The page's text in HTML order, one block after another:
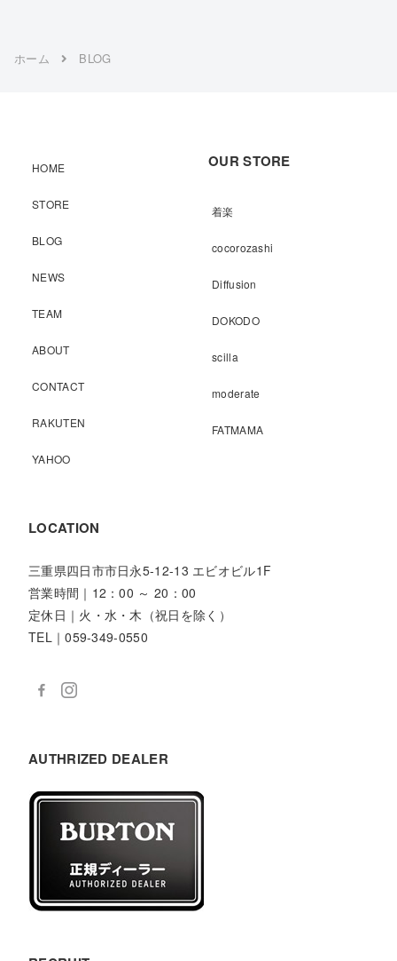
ホーム BLOG
HOME
STORE
BLOG
NEWS
TEAM
ABOUT
CONTACT
RAKUTEN
YAHOO
OUR STORE
着楽
cocorozashi
Diffusion
DOKODO
scilla
moderate
FATMAMA
LOCATION
三重県四日市市日永5-12-13 エビオビル1F
営業時間｜12：00 ～ 20：00
定休日｜火・水・木（祝日を除く）
TEL｜059-349-0550
AUTHRIZED DEALER